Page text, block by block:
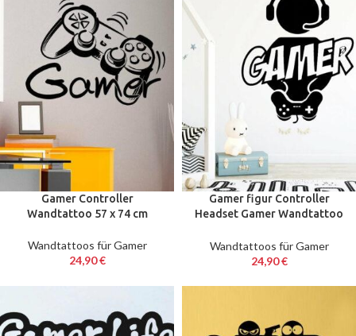
Gamer Controller
Wandtattoo 57 x 74 cm
Wandtattoos für Gamer
24,90€
Gamer figur Controller
Headset Gamer Wandtattoo
Wandtattoos für Gamer
24,90€